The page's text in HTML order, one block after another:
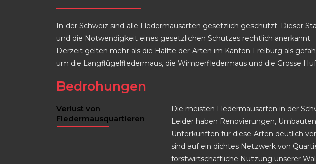
In der Schweiz sind alle Fledermausarten gesetzlich geschützt. Dieser
und die Notwendigkeit eines gesetzlichen Schutzes rechtlich anerkannt.
Derzeit gelten mehr als die Hälfte der Arten im Kanton Freiburg als
um die Langflügelfledermaus, die Wimperfledermaus und die Grosse
Bedrohungen
Verlust von
Fledermausquartieren
Die meisten Fledermausarten in der
Leider haben Renovierungen,
Unterkünften für diese Arten deutlich
sind auf ein dichtes Netzwerk von
forstwirtschaftliche Nutzung unserer